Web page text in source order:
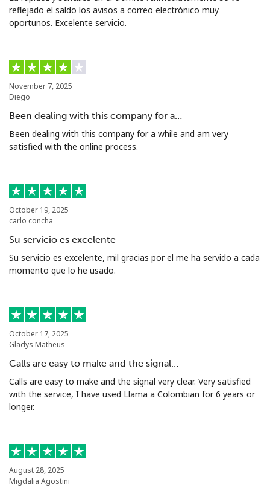
reflejado el saldo los avisos a correo electrónico muy
oportunos. Excelente servicio.
November 7, 2025
Diego
Been dealing with this company for a…
Been dealing with this company for a while and am very
satisfied with the online process.
October 19, 2025
carlo concha
Su servicio es excelente
Su servicio es excelente, mil gracias por el me ha servido a cada
momento que lo he usado.
October 17, 2025
Gladys Matheus
Calls are easy to make and the signal…
Calls are easy to make and the signal very clear. Very satisfied
with the service, I have used Llama a Colombian for 6 years or
longer.
August 28, 2025
Migdalia Agostini